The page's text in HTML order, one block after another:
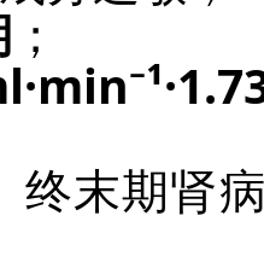
；
终末期肾